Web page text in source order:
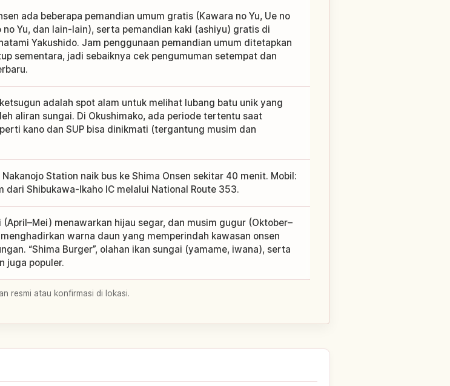
ada beberapa pemandian umum gratis (Kawara no Yu, Ue no
no Yu, dan lain-lain), serta pemandian kaki (ashiyu) gratis di
Yakushido. Jam penggunaan pemandian umum ditetapkan
sementara, jadi sebaiknya cek pengumuman setempat dan
adalah spot alam untuk melihat lubang batu unik yang
aliran sungai. Di Okushimako, ada periode tertentu saat
kano dan SUP bisa dinikmati (tergantung musim dan
Nakanojo Station naik bus ke Shima Onsen sekitar 40 menit. Mobil:
dari Shibukawa-Ikaho IC melalui National Route 353.
(April–Mei) menawarkan hijau segar, dan musim gugur (Oktober–
warna daun yang memperindah kawasan onsen
“Shima Burger”, olahan ikan sungai (yamame, iwana), serta
juga populer.
resmi atau konfirmasi di lokasi.